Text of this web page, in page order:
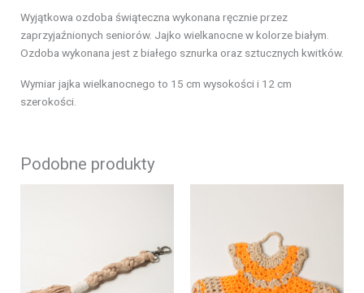
Wyjątkowa ozdoba świąteczna wykonana ręcznie przez
zaprzyjaźnionych seniorów. Jajko wielkanocne w kolorze białym.
Ozdoba wykonana jest z białego sznurka oraz sztucznych kwitków.
Wymiar jajka wielkanocnego to 15 cm wysokości i 12 cm
szerokości.
Podobne produkty